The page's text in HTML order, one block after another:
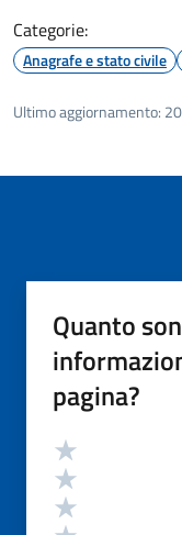
Categorie:
Anagrafe e stato civile
Ultimo aggiornamento:
Quanto
pagina?
Valutazione